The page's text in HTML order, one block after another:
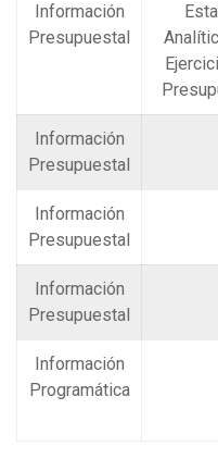
Información
Presupuestal
Información
Presupuestal
Información
Presupuestal
Información
Presupuestal
Información
Programática